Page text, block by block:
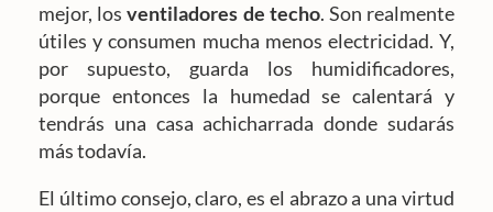
mejor, losventiladores de techo. Son realmente
útiles y consumen mucha menos electricidad. Y,
por supuesto, guarda los humidificadores,
porque entonces la humedad se calentará y
tendrás una casa achicharrada donde sudarás
más todavía.
El último consejo, claro, es el abrazo a una virtud